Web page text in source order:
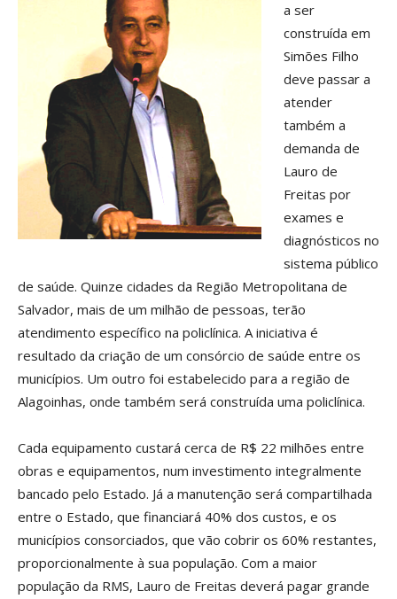
a ser
construída em
Simões Filho
deve passar a
atender
também a
demanda de
Lauro de
Freitas por
exames e
diagnósticos no
sistema público
de saúde. Quinze cidades da Região Metropolitana de
Salvador, mais de um milhão de pessoas, terão
atendimento específico na policlínica. A iniciativa é
resultado da criação de um consórcio de saúde entre os
municípios. Um outro foi estabelecido para a região de
Alagoinhas, onde também será construída uma policlínica.
Cada equipamento custará cerca de R$ 22 milhões entre
obras e equipamentos, num investimento integralmente
bancado pelo Estado. Já a manutenção será compartilhada
entre o Estado, que financiará 40% dos custos, e os
municípios consorciados, que vão cobrir os 60% restantes,
proporcionalmente à sua população. Com a maior
população da RMS, Lauro de Freitas deverá pagar grande